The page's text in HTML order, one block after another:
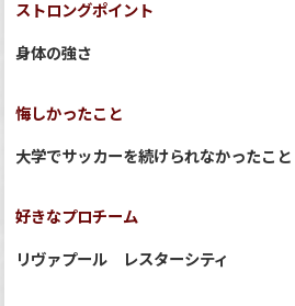
ストロングポイント
身体の強さ
悔しかったこと
大学でサッカーを続けられなかったこと
好きなプロチーム
リヴァプール レスターシティ